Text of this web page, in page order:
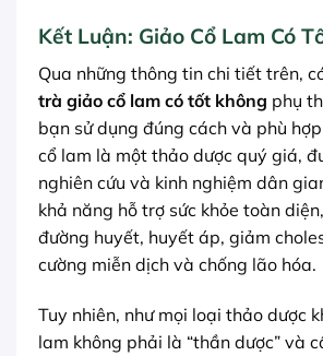
Kết Luận: Giảo Cổ Lam Có
Qua những thông tin chi tiết trên,
trà giảo cổ lam có tốt không phụ
bạn sử dụng đúng cách và phù
cổ lam là một thảo dược quý giá,
nghiên cứu và kinh nghiệm dân
khả năng hỗ trợ sức khỏe toàn
đường huyết, huyết áp, giảm
cường miễn dịch và chống lão hóa.
Tuy nhiên, như mọi loại thảo dược
lam không phải là “thần dược” và